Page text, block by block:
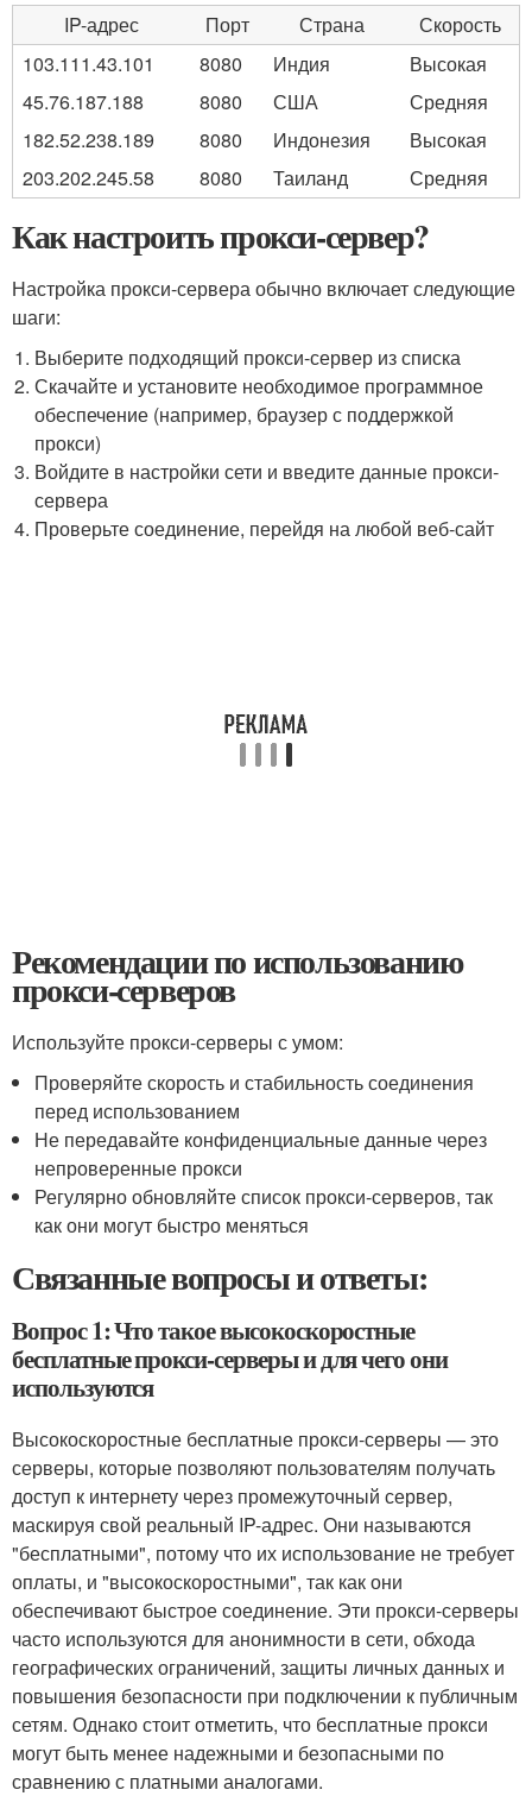
IP-адрес Порт Страна
Скорость
103.111.43.101
8080 Индия
Высокая
45.76.187.188
8080 США
Средняя
182.52.238.189
8080 Индонезия
Высокая
203.202.245.58
8080 Таиланд Средняя
Как настроить прокси-сервер?
Настройка прокси-сервера обычно включает следующие
шаги:
Выберите подходящий прокси-сервер из списка
Скачайте и установите необходимое программное
обеспечение (например, браузер с поддержкой
прокси)
Войдите в настройки сети и введите данные прокси-
сервера
Проверьте соединение, перейдя на любой веб-сайт
Рекомендации по использованию
прокси-серверов
Используйте прокси-серверы с умом:
Проверяйте скорость и стабильность соединения
перед использованием
Не передавайте конфиденциальные данные через
непроверенные прокси
Регулярно обновляйте список прокси-серверов, так
как они могут быстро меняться
Связанные вопросы и ответы:
Вопрос 1: Что такое высокоскоростные
бесплатные прокси-серверы и для чего они
используются
Высокоскоростные бесплатные прокси-серверы — это
серверы, которые позволяют пользователям получать
доступ к интернету через промежуточный сервер,
маскируя свой реальный IP-адрес. Они называются
"бесплатными", потому что их использование не требует
оплаты, и "высокоскоростными", так как они
обеспечивают быстрое соединение. Эти прокси-серверы
часто используются для анонимности в сети, обхода
географических ограничений, защиты личных данных и
повышения безопасности при подключении к публичным
сетям. Однако стоит отметить, что бесплатные прокси
могут быть менее надежными и безопасными по
сравнению с платными аналогами.